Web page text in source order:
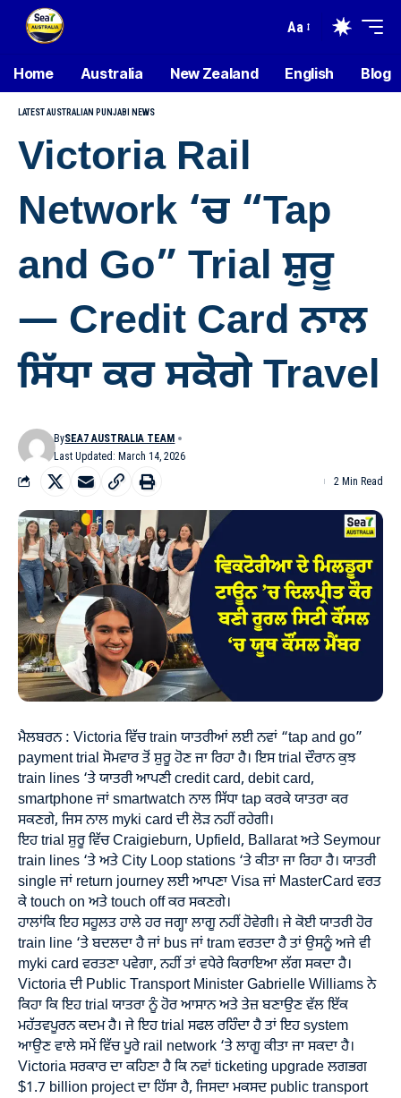
Aa
Home Australia New Zealand English Blog
LATEST AUSTRALIAN PUNJABI NEWS
Victoria Rail
Network ‘ਚ “Tap
and Go” Trial ਸ਼ੁਰੂ
— Credit Card ਨਾਲ
ਸਿੱਧਾ ਕਰ ਸਕੋਗੇ Travel
Last Updated: March 14, 2026
BySEA7 AUSTRALIA TEAM
2 Min Read
ਮੈਲਬਰਨ : Victoria ਵਿੱਚ train ਯਾਤਰੀਆਂ ਲਈ ਨਵਾਂ “tap and go”
payment trial ਸੋਮਵਾਰ ਤੋਂ ਸ਼ੁਰੂ ਹੋਣ ਜਾ ਰਿਹਾ ਹੈ। ਇਸ trial ਦੌਰਾਨ ਕੁਝ
train lines ‘ਤੇ ਯਾਤਰੀ ਆਪਣੀ credit card, debit card,
smartphone ਜਾਂ smartwatch ਨਾਲ ਸਿੱਧਾ tap ਕਰਕੇ ਯਾਤਰਾ ਕਰ
ਸਕਣਗੇ, ਜਿਸ ਨਾਲ myki card ਦੀ ਲੋੜ ਨਹੀਂ ਰਹੇਗੀ।
ਇਹ trial ਸ਼ੁਰੂ ਵਿੱਚ Craigieburn, Upfield, Ballarat ਅਤੇ Seymour
train lines ‘ਤੇ ਅਤੇ City Loop stations ‘ਤੇ ਕੀਤਾ ਜਾ ਰਿਹਾ ਹੈ। ਯਾਤਰੀ
single ਜਾਂ return journey ਲਈ ਆਪਣਾ Visa ਜਾਂ MasterCard ਵਰਤ
ਕੇ touch on ਅਤੇ touch off ਕਰ ਸਕਣਗੇ।
ਹਾਲਾਂਕਿ ਇਹ ਸਹੂਲਤ ਹਾਲੇ ਹਰ ਜਗ੍ਹਾ ਲਾਗੂ ਨਹੀਂ ਹੋਵੇਗੀ। ਜੇ ਕੋਈ ਯਾਤਰੀ ਹੋਰ
train line ‘ਤੇ ਬਦਲਦਾ ਹੈ ਜਾਂ bus ਜਾਂ tram ਵਰਤਦਾ ਹੈ ਤਾਂ ਉਸਨੂੰ ਅਜੇ ਵੀ
myki card ਵਰਤਣਾ ਪਵੇਗਾ, ਨਹੀਂ ਤਾਂ ਵਧੇਰੇ ਕਿਰਾਇਆ ਲੱਗ ਸਕਦਾ ਹੈ।
Victoria ਦੀ Public Transport Minister Gabrielle Williams ਨੇ
ਕਿਹਾ ਕਿ ਇਹ trial ਯਾਤਰਾ ਨੂੰ ਹੋਰ ਆਸਾਨ ਅਤੇ ਤੇਜ਼ ਬਣਾਉਣ ਵੱਲ ਇੱਕ
ਮਹੱਤਵਪੂਰਨ ਕਦਮ ਹੈ। ਜੇ ਇਹ trial ਸਫਲ ਰਹਿੰਦਾ ਹੈ ਤਾਂ ਇਹ system
ਆਉਣ ਵਾਲੇ ਸਮੇਂ ਵਿੱਚ ਪੂਰੇ rail network ‘ਤੇ ਲਾਗੂ ਕੀਤਾ ਜਾ ਸਕਦਾ ਹੈ।
Victoria ਸਰਕਾਰ ਦਾ ਕਹਿਣਾ ਹੈ ਕਿ ਨਵਾਂ ticketing upgrade ਲਗਭਗ
$1.7 billion project ਦਾ ਹਿੱਸਾ ਹੈ, ਜਿਸਦਾ ਮਕਸਦ public transport